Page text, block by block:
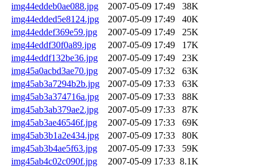
img44eddeb0ae088.jpg
2007-05-09 17:49
38K
img44edded5e8124.jpg
2007-05-09 17:49
40K
img44eddef369e59.jpg
2007-05-09 17:49
25K
img44eddf30f0a89.jpg
2007-05-09 17:49
17K
img44eddf132be36.jpg
2007-05-09 17:49
23K
img45a0acbd3ae70.jpg
2007-05-09 17:32
63K
img45ab3a7294b2b.jpg
2007-05-09 17:33
63K
img45ab3a374716a.jpg
2007-05-09 17:33
88K
img45ab3ab379ae2.jpg
2007-05-09 17:33
87K
img45ab3ae46546f.jpg
2007-05-09 17:33
69K
img45ab3b1a2e434.jpg
2007-05-09 17:33
80K
img45ab3b4ae5f63.jpg
2007-05-09 17:33
59K
img45ab4c02c090f.jpg
2007-05-09 17:33 8.1K